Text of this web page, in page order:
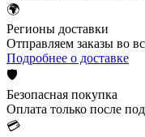
🌍
Регионы доставки
Отправляем заказы во
Подробнее о доставке
🛡️
Безопасная покупка
Оплата только после
💳